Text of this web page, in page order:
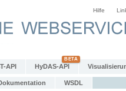
Hilfe
API HyDAS-API
WSDL